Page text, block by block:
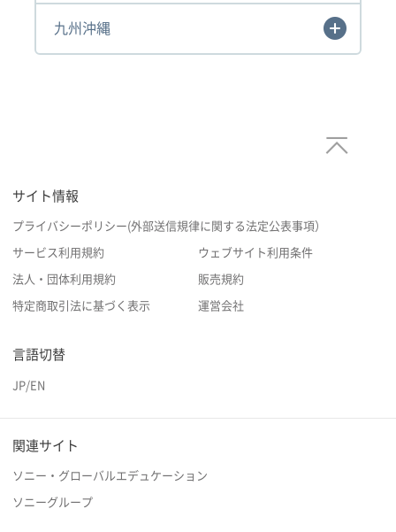
九州沖縄
サイト情報
プライバシーポリシー(外部送信規律に関する法定公表事項）
サービス利用規約 ウェブサイト利用条件
法人・団体利用規約 販売規約
特定商取引法に基づく表示 運営会社
言語切替
JP/EN
関連サイト
ソニー・グローバルエデュケーション
ソニーグループ